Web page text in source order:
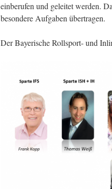
einberufen und geleitet werden.
besondere Aufgaben übertragen.
Der Bayerische Rollsport- und